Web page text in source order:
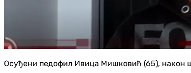
Осуђени педофил Ивица Мишковић (65), након